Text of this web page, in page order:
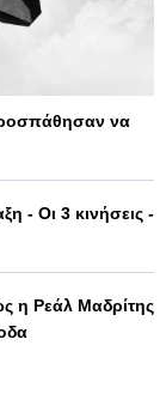
να
- Οι 3 κινήσεις -
η Ρεάλ Μαδρίτης